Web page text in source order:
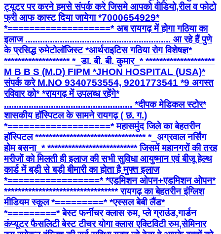
ट्यूटर पर करने हमसे संपर्क करे जिसमे आपको वीडियो,रील व फोटो
फ्री आफ कास्ट दिया जायेगा *7000654929*
*===================* अब रायगढ़ में होगा गठिया का
इलाज ........................................................... आ रहे हैं पुणे
के प्रसिद्ध रुमेटोलॉजिस्ट *आर्थराइटिस गठिया रोग विशेषज्ञ*
******************* *_डा. बी. बी. कुमार_* ********************
M B B S (M.D) FIPM *JHON HOSPITAL (USA)*
संपर्क करे M.NO 9340753554, 9201773541 *9 अगस्त
रविवार को* *रायगढ़ में उपलब्ध रहेंगे*
.................................................... *दीपक मेडिकल स्टोर*
शासकीय हॉस्पिटल के सामने रायगढ़ ( छ. ग.)
*===================* महासमुंद जिले का बेहतरीन
हॉस्पिटल ******************************** *_अग्रवाल नर्सिंग
होम बसना_* ************************** जिसमें महानगरों की तरह
मरीजों को मिलती ही इलाज की सभी सुविधा आयुष्मान एवं बीजू हेल्थ
कार्ड में बड़ी से बड़ी बीमारी का होता है मुफ्त इलाज
*=================* *एडमिशन ओपन+एडमिशन ओपन*
********************************* रायगढ़ का बेहतरीन इंग्लिश
मीडियम स्कूल *=========* *एस्सल बेबी लैंड*
*=========* बेस्ट फर्नीचर क्लास रुम, प्ले ग्राउंड,गार्डन
कंप्यूटर फैसलिटी बेस्ट टीचर योगा क्लास एक्टिविटी रुम,सेमिनार